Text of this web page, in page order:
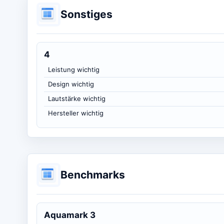
Sonstiges
4
Leistung wichtig
Design wichtig
Lautstärke wichtig
Hersteller wichtig
Benchmarks
Aquamark 3